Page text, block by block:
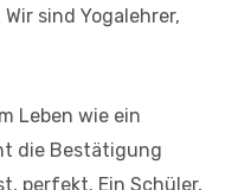
sind Yogalehrer,
Leben wie ein
die Bestätigung
perfekt. Ein Schüler,